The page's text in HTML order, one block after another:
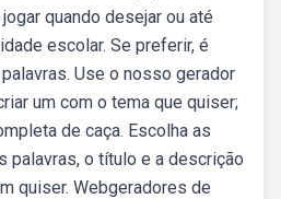
quando desejar ou até
escolar. Se preferir, é
Use o nosso gerador
um com o tema que quiser;
de caça. Escolha as
palavras, o título e a descrição
quiser. Webgeradores de